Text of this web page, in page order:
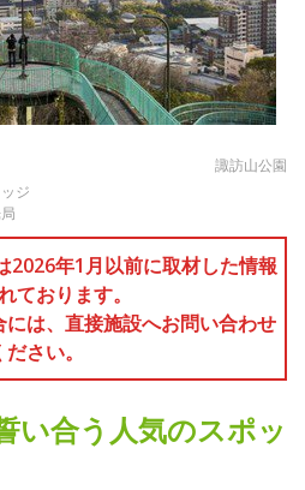
諏訪山公園
ジ
年1月以前に取材した情報
ております。
は、直接施設へお問い合わせ
ださい。
い合う人気のスポッ